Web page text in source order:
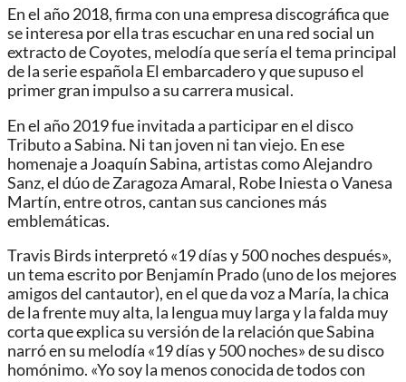
En el año 2018, firma con una empresa discográfica que
se interesa por ella tras escuchar en una red social un
extracto de Coyotes, melodía que sería el tema principal
de la serie española El embarcadero y que supuso el
primer gran impulso a su carrera musical.
En el año 2019 fue invitada a participar en el disco
Tributo a Sabina. Ni tan joven ni tan viejo. En ese
homenaje a Joaquín Sabina, artistas como Alejandro
Sanz, el dúo de Zaragoza Amaral, Robe Iniesta o Vanesa
Martín, entre otros, cantan sus canciones más
emblemáticas.
Travis Birds interpretó «19 días y 500 noches después»,
un tema escrito por Benjamín Prado (uno de los mejores
amigos del cantautor), en el que da voz a María, la chica
de la frente muy alta, la lengua muy larga y la falda muy
corta que explica su versión de la relación que Sabina
narró en su melodía «19 días y 500 noches» de su disco
homónimo. «Yo soy la menos conocida de todos con